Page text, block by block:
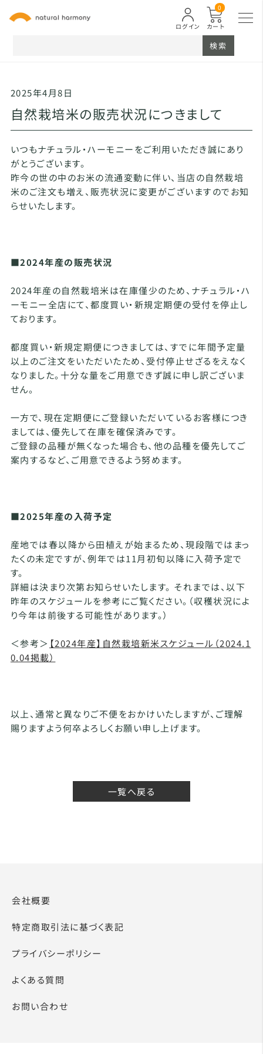
カート
0
ログイン
検索
2025年4月8日
自然栽培米の販売状況につきまして
いつもナチュラル・ハーモニーをご利用いただき誠にあり
がとうございます。
昨今の世の中のお米の流通変動に伴い、当店の自然栽培
米のご注文も増え、販売状況に変更がございますのでお知
らせいたします。
■2024年産の販売状況
2024年産の自然栽培米は在庫僅少のため、ナチュラル・ハ
ーモニー全店にて、都度買い・新規定期便の受付を停止し
ております。
都度買い・新規定期便につきましては、すでに年間予定量
以上のご注文をいただいたため、受付停止せざるをえなく
なりました。十分な量をご用意できず誠に申し訳ございま
せん。
一方で、現在定期便にご登録いただいているお客様につき
ましては、優先して在庫を確保済みです。
ご登録の品種が無くなった場合も、他の品種を優先してご
案内するなど、ご用意できるよう努めます。
■2025年産の入荷予定
産地では春以降から田植えが始まるため、現段階ではまっ
たくの未定ですが、例年では11月初旬以降に入荷予定で
す。
詳細は決まり次第お知らせいたします。 それまでは、以下
昨年のスケジュールを参考にご覧ください。（収穫状況によ
り今年は前後する可能性があります。）
＜参考＞ 【2024年産】自然栽培新米スケジュール（2024.1
0.04掲載）
以上、通常と異なりご不便をおかけいたしますが、ご理解
賜りますよう何卒よろしくお願い申し上げます。
一覧へ戻る
会社概要
特定商取引法に基づく表記
プライバシーポリシー
よくある質問
お問い合わせ